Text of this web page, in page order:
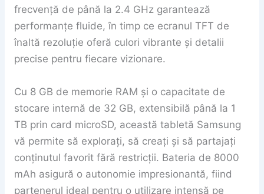
frecvență de până la 2.4 GHz garantează
performanțe fluide, în timp ce ecranul TFT de
înaltă rezoluție oferă culori vibrante și detalii
precise pentru fiecare vizionare.
Cu 8 GB de memorie RAM și o capacitate de
stocare internă de 32 GB, extensibilă până la 1
TB prin card microSD, această tabletă Samsung
vă permite să explorați, să creați și să partajați
conținutul favorit fără restricții. Bateria de 8000
mAh asigură o autonomie impresionantă, fiind
partenerul ideal pentru o utilizare intensă pe